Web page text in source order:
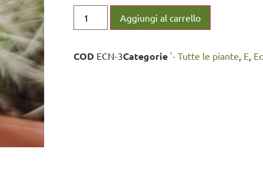
Aggiungi al carrello
COD ECN-3Categorie '- Tutte le piante E